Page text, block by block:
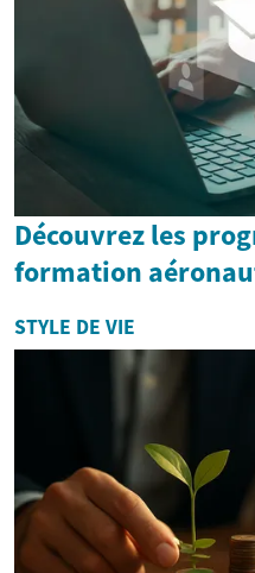
Découvrez les
formation
STYLE DE VIE